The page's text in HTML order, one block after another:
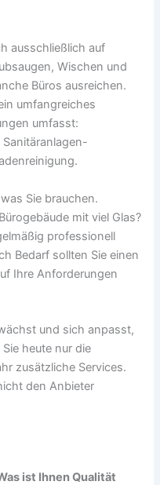
ausschließlich auf
Wischen und
Büros ausreichen.
umfangreiches
umfasst:
Sie brauchen.
mit viel Glas?
professionell
Bedarf sollten Sie einen
Ihre Anforderungen
und sich anpasst,
heute nur die
zusätzliche Services.
den Anbieter
ist Ihnen Qualität